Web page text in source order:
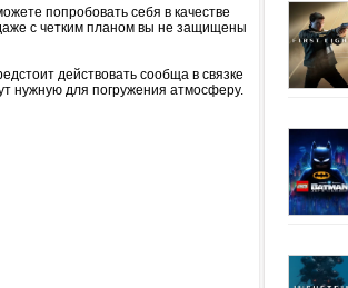
попробовать себя в качестве
с четким планом вы не защищены
действовать сообща в связке
нужную для погружения атмосферу.